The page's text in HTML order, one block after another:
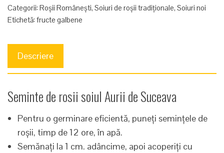
Categorii: Roșii Românești, Soiuri de roșii tradiționale, Soiuri noi
Etichetă: fructe galbene
Descriere
Seminte de rosii soiul Aurii de Suceava
Pentru o germinare eficientă, puneți semințele de
roșii, timp de 12 ore, în apă.
Semănați la 1 cm. adâncime, apoi acoperiți cu